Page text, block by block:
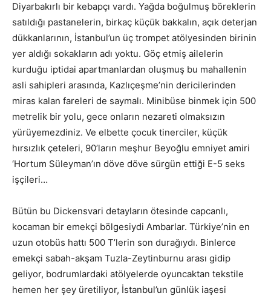
Diyarbakırlı bir kebapçı vardı. Yağda boğulmuş böreklerin
satıldığı pastanelerin, birkaç küçük bakkalın, açık deterjan
dükkanlarının, İstanbul’un üç trompet atölyesinden birinin
yer aldığı sokakların adı yoktu. Göç etmiş ailelerin
kurduğu iptidai apartmanlardan oluşmuş bu mahallenin
asli sahipleri arasında, Kazlıçeşme’nin dericilerinden
miras kalan fareleri de saymalı. Minibüse binmek için 500
metrelik bir yolu, gece onların nezareti olmaksızın
yürüyemezdiniz. Ve elbette çocuk tinerciler, küçük
hırsızlık çeteleri, 90’ların meşhur Beyoğlu emniyet amiri
‘Hortum Süleyman’ın döve döve sürgün ettiği E-5 seks
işçileri…
Bütün bu Dickensvari detayların ötesinde capcanlı,
kocaman bir emekçi bölgesiydi Ambarlar. Türkiye’nin en
uzun otobüs hattı 500 T’lerin son durağıydı. Binlerce
emekçi sabah-akşam Tuzla-Zeytinburnu arası gidip
geliyor, bodrumlardaki atölyelerde oyuncaktan tekstile
hemen her şey üretiliyor, İstanbul’un günlük iaşesi